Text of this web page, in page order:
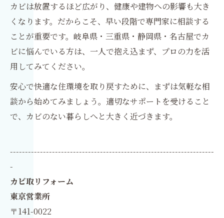
カビは放置するほど広がり、健康や建物への影響も大き
くなります。だからこそ、早い段階で専門家に相談する
ことが重要です。岐阜県・三重県・静岡県・名古屋でカ
ビに悩んでいる方は、一人で抱え込まず、プロの力を活
用してみてください。
安心で快適な住環境を取り戻すために、まずは気軽な相
談から始めてみましょう。適切なサポートを受けること
で、カビのない暮らしへと大きく近づきます。
--------------------------------------------------------------------
-
カビ取リフォーム
東京営業所
〒141-0022